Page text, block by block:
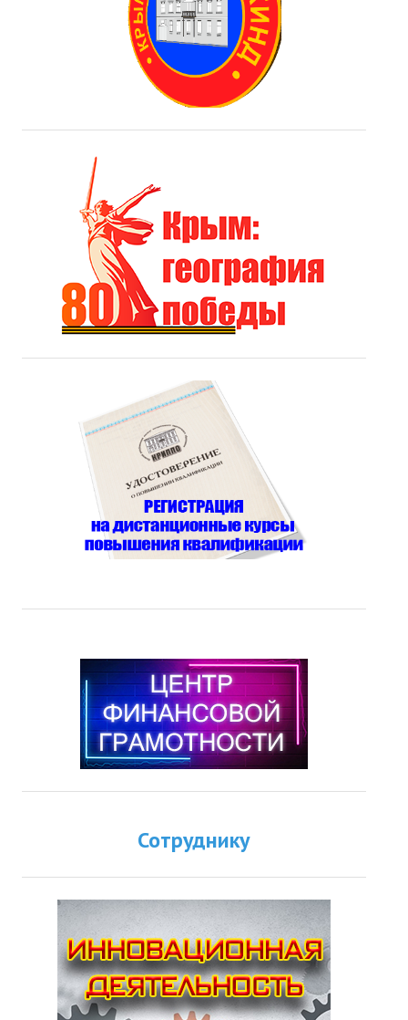
Сотруднику